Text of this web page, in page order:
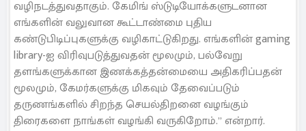
வழிநடத்துவதாகும். கேமிங் ஸ்டுடியோக்களுடனான
எங்களின் வலுவான கூட்டாண்மை புதிய
கண்டுபிடிப்புகளுக்கு வழிகாட்டுகிறது. எங்களின் gaming
library-ஐ விரிவுபடுத்துவதன் மூலமும், பல்வேறு
தளங்களுக்கான இணக்கத்தன்மையை அதிகரிப்பதன்
மூலமும், கேமர்களுக்கு மிகவும் தேவைப்படும்
தருணங்களில் சிறந்த செயல்திறனை வழங்கும்
திரைகளை நாங்கள் வழங்கி வருகிறோம்.” என்றார்.